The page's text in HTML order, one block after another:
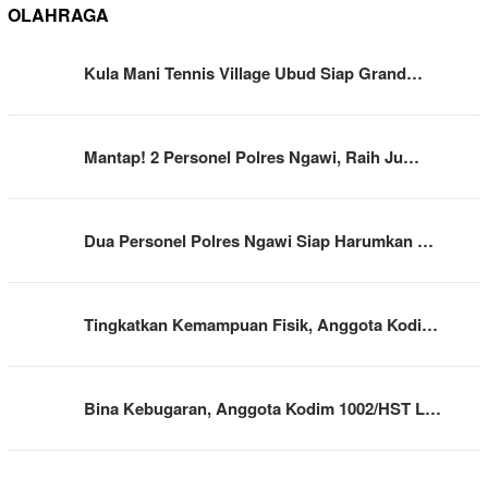
OLAHRAGA
Kula Mani Tennis Village Ubud Siap Grand…
Mantap! 2 Personel Polres Ngawi, Raih Ju…
Dua Personel Polres Ngawi Siap Harumkan …
Tingkatkan Kemampuan Fisik, Anggota Kodi…
Bina Kebugaran, Anggota Kodim 1002/HST L…